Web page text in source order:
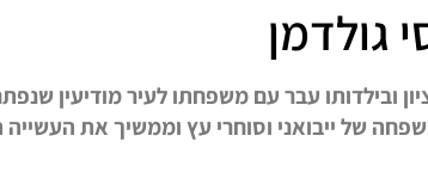
בראשון לציון ובילדותו עבר עם משפחתו לעיר מודיעין
של ייבואני וסוחרי עץ וממשיך את העשייה